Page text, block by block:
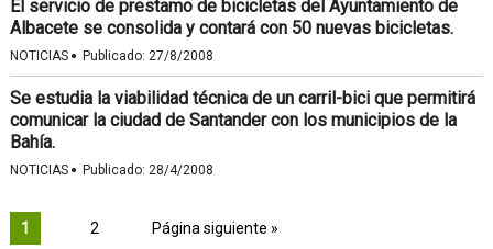
El servicio de prestamo de bicicletas del Ayuntamiento de
Albacete se consolida y contará con 50 nuevas bicicletas.
NOTICIAS · Publicado: 27/8/2008
Se estudia la viabilidad técnica de un carril-bici que permitirá
comunicar la ciudad de Santander con los municipios de la
Bahía.
NOTICIAS · Publicado: 28/4/2008
1 2 Página siguiente »